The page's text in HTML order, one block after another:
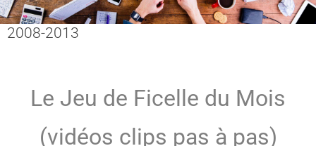
2008-2013
Le Jeu de Ficelle du Mois
(vidéos clips pas à pas)